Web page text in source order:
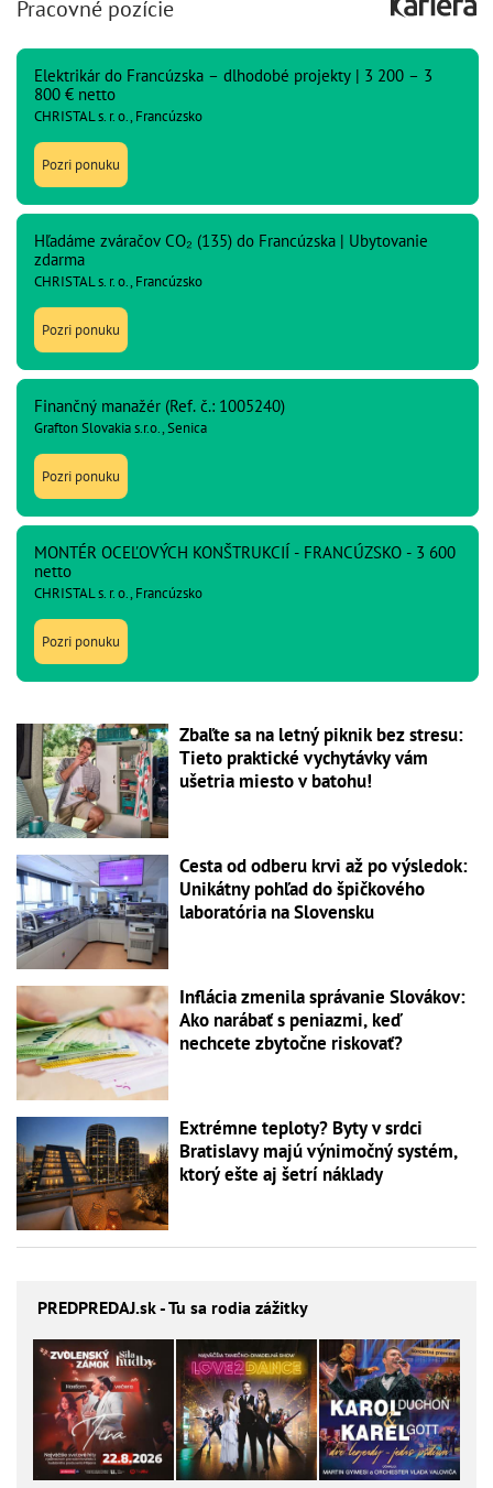
Pracovné pozície
Elektrikár do Francúzska – dlhodobé projekty | 3 200 – 3
800 € netto
CHRISTAL s. r. o., Francúzsko
Pozri ponuku
Hľadáme zváračov CO₂ (135) do Francúzska | Ubytovanie
zdarma
CHRISTAL s. r. o., Francúzsko
Pozri ponuku
Finančný manažér (Ref. č.: 1005240)
Grafton Slovakia s.r.o., Senica
Pozri ponuku
MONTÉR OCEĽOVÝCH KONŠTRUKCIÍ - FRANCÚZSKO - 3 600
netto
CHRISTAL s. r. o., Francúzsko
Pozri ponuku
Zbaľte sa na letný piknik bez stresu:
Tieto praktické vychytávky vám
ušetria miesto v batohu!
Cesta od odberu krvi až po výsledok:
Unikátny pohľad do špičkového
laboratória na Slovensku
Inflácia zmenila správanie Slovákov:
Ako narábať s peniazmi, keď
nechcete zbytočne riskovať?
Extrémne teploty? Byty v srdci
Bratislavy majú výnimočný systém,
ktorý ešte aj šetrí náklady
PREDPREDAJ.sk - Tu sa rodia zážitky